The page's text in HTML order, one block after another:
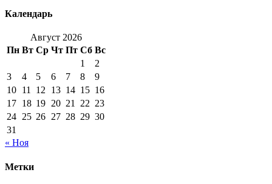
Календарь
Август 2026
Пн Вт Ср Чт Пт Сб Вс
1
2
3
4 5 6 7 8
9
10 11 12 13 14 15 16
17 18 19 20 21 22 23
24 25 26 27 28 29 30
31
« Ноя
Метки